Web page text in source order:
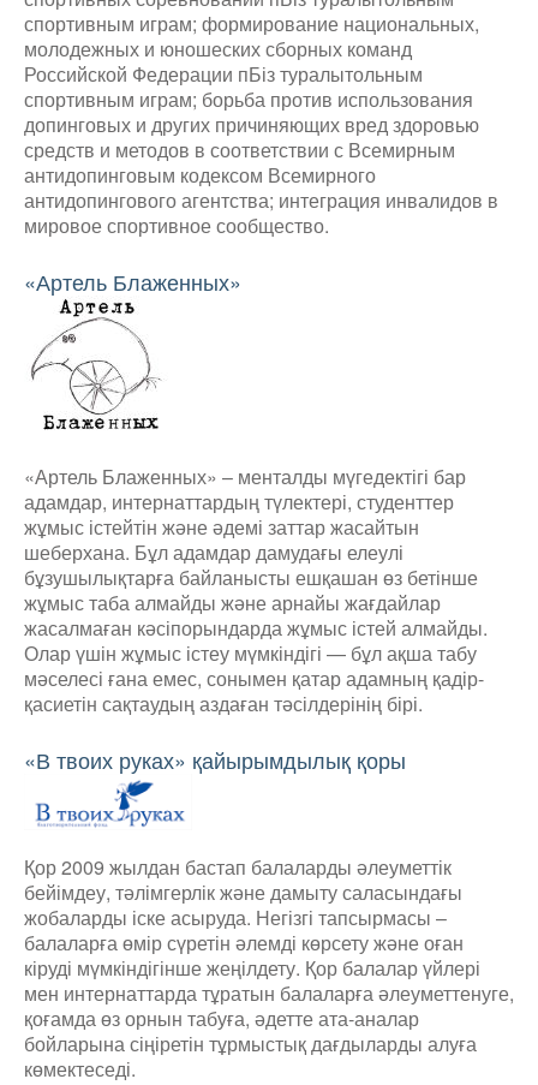
спортивным играм; формирование национальных,
молодежных и юношеских сборных команд
Российской Федерации пБіз туралытольным
спортивным играм; борьба против использования
допинговых и других причиняющих вред здоровью
средств и методов в соответствии с Всемирным
антидопинговым кодексом Всемирного
антидопингового агентства; интеграция инвалидов в
мировое спортивное сообщество.
«Артель Блаженных»
«Артель Блаженных» – менталды мүгедектігі бар
адамдар, интернаттардың түлектері, студенттер
жұмыс істейтін және әдемі заттар жасайтын
шеберхана. Бұл адамдар дамудағы елеулі
бұзушылықтарға байланысты ешқашан өз бетінше
жұмыс таба алмайды және арнайы жағдайлар
жасалмаған кәсіпорындарда жұмыс істей алмайды.
Олар үшін жұмыс істеу мүмкіндігі — бұл ақша табу
мәселесі ғана емес, сонымен қатар адамның қадір-
қасиетін сақтаудың аздаған тәсілдерінің бірі.
«В твоих руках» қайырымдылық қоры
Қор 2009 жылдан бастап балаларды әлеуметтік
бейімдеу, тәлімгерлік және дамыту саласындағы
жобаларды іске асыруда. Негізгі тапсырмасы –
балаларға өмір сүретін әлемді көрсету және оған
кіруді мүмкіндігінше жеңілдету. Қор балалар үйлері
мен интернаттарда тұратын балаларға әлеуметтенуге,
қоғамда өз орнын табуға, әдетте ата-аналар
бойларына сіңіретін тұрмыстық дағдыларды алуға
көмектеседі.